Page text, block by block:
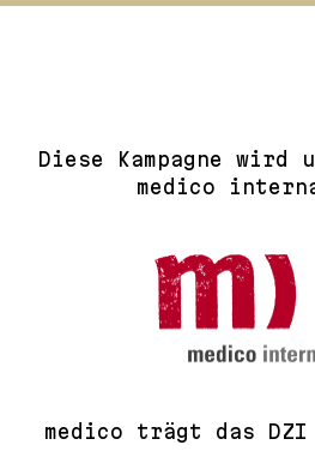
Diese Kampagne
medico
medico trägt das DZI